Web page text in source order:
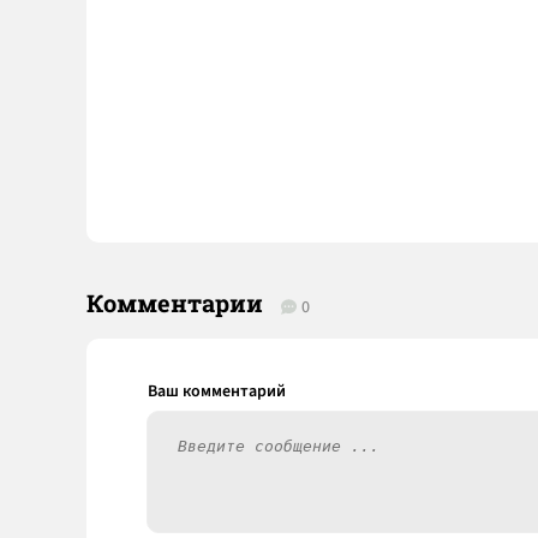
Комментарии 0